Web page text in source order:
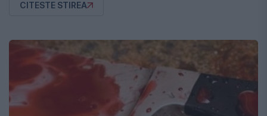
CITESTE STIREA